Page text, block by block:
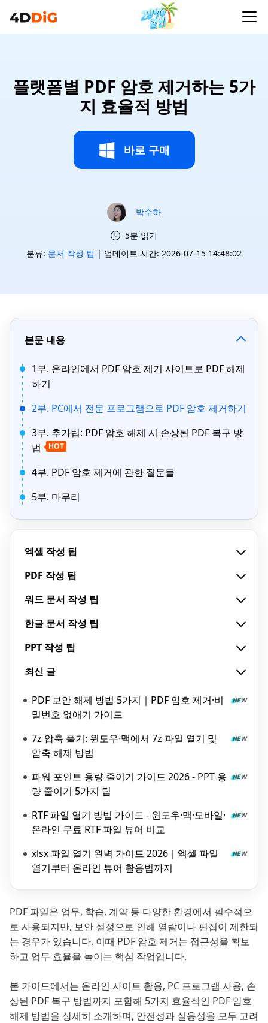
플랫폼별 PDF 암호 제거하는 5가
지 효율적 방법
바로 구매
박수하
5분 읽기
분류: 문서 작성 팁 | 업데이트 시간: 2026-07-15 14:48:02
본문 내용
1부. 온라인에서 PDF 암호 제거 사이트로 PDF 해제
하기
2부. PC에서 전문 프로그램으로 PDF 암호 제거하기
3부. 추가팁: PDF 암호 해제 시 손상된 PDF 복구 방
법
HOT
4부. PDF 암호 제거에 관한 질문들
5부. 마무리
엑셀 작성 팁
PDF 작성 팁
워드 문서 작성 팁
한글 문서 작성 팁
PPT 작성 팁
최신 글
PDF 보안 해제 방법 5가지｜PDF 암호 제거·비
밀번호 없애기 가이드
7z 압축 풀기: 윈도우·맥에서 7z 파일 열기 및
압축 해제 방법
파워 포인트 용량 줄이기 가이드 2026 - PPT 용
량 줄이기 5가지 팁
RTF 파일 열기 방법 가이드 - 윈도우·맥·모바일·
온라인 무료 RTF 파일 뷰어 비교
xlsx 파일 열기 완벽 가이드 2026｜엑셀 파일
열기부터 온라인 뷰어 활용법까지
PDF 파일은 업무, 학습, 계약 등 다양한 환경에서 필수적으
로 사용되지만, 보안 설정으로 인해 열람이나 편집이 제한되
는 경우가 있습니다. 이때 PDF 암호 제거는 접근성을 확보
하고 업무 효율을 높이는 핵심 작업입니다.
본 가이드에서는 온라인 사이트 활용, PC 프로그램 사용, 손
상된 PDF 복구 방법까지 포함해 5가지 효율적인 PDF 암호
해제 방법을 상세히 소개하며, 안전성과 실용성을 모두 고려